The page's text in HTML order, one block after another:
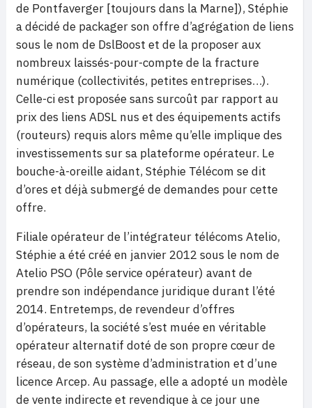
de Pontfaverger [toujours dans la Marne]), Stéphie
a décidé de packager son offre d’agrégation de liens
sous le nom de DslBoost et de la proposer aux
nombreux laissés-pour-compte de la fracture
numérique (collectivités, petites entreprises…).
Celle-ci est proposée sans surcoût par rapport au
prix des liens ADSL nus et des équipements actifs
(routeurs) requis alors même qu’elle implique des
investissements sur sa plateforme opérateur. Le
bouche-à-oreille aidant, Stéphie Télécom se dit
d’ores et déjà submergé de demandes pour cette
offre.
Filiale opérateur de l’intégrateur télécoms Atelio,
Stéphie a été créé en janvier 2012 sous le nom de
Atelio PSO (Pôle service opérateur) avant de
prendre son indépendance juridique durant l’été
2014. Entretemps, de revendeur d’offres
d’opérateurs, la société s’est muée en véritable
opérateur alternatif doté de son propre cœur de
réseau, de son système d’administration et d’une
licence Arcep. Au passage, elle a adopté un modèle
de vente indirecte et revendique à ce jour une